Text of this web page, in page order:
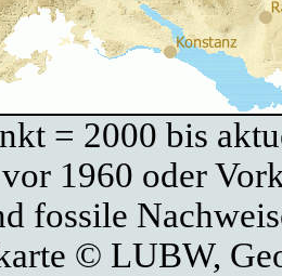
= 2000 bis
1960 oder
fossile
© LUBW,